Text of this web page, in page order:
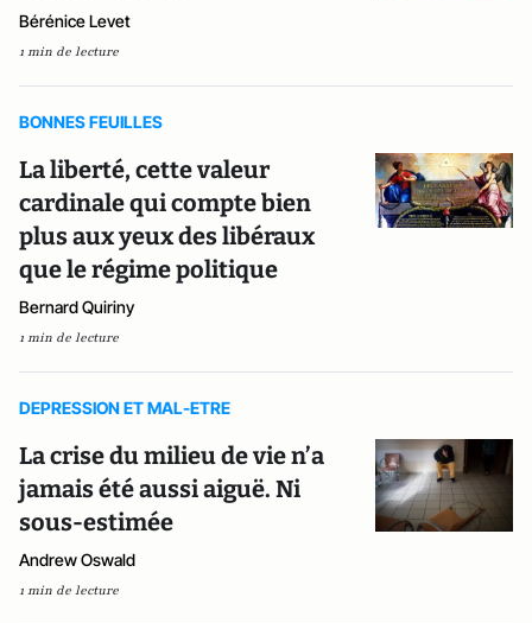
Bérénice Levet
1 min de lecture
BONNES FEUILLES
La liberté, cette valeur
cardinale qui compte bien
plus aux yeux des libéraux
que le régime politique
Bernard Quiriny
1 min de lecture
DEPRESSION ET MAL-ETRE
La crise du milieu de vie n’a
jamais été aussi aiguë. Ni
sous-estimée
Andrew Oswald
1 min de lecture